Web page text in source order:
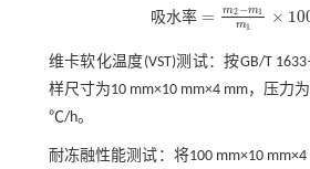
吸水率 = m2 −m1
m1
×
吸水率 =m m1m ×100
维卡软化温度(VST)测试：按GB/T
样尺寸为10 mm×10 mm×4 mm，压力
℃/h。
耐冻融性能测试：将100 mm×10